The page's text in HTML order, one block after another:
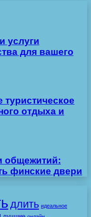
услуги
для вашего
отдыха и
общежитий:
финские двери
длить идеальное